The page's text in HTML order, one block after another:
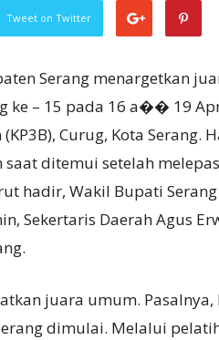
Tweet on Twitter
Serang menargetkan
ke – 15 pada 16 a�� 19
Curug, Kota Serang.
saat ditemui setelah
hadir, Wakil Bupati
Sekertaris Daerah Agus
juara umum.
dimulai. Melalui